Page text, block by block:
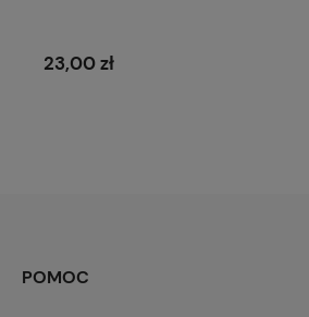
23,00 zł
POMOC